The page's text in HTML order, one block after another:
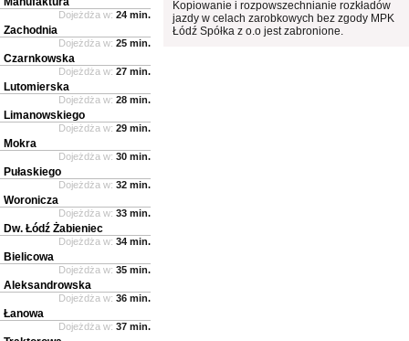
Kopiowanie i rozpowszechnianie rozkładów
jazdy w celach zarobkowych bez zgody MPK
Łódź Spółka z o.o jest zabronione.
Dojeżdża w: 24 min.
Zachodnia
Dojeżdża w: 25 min.
Czarnkowska
Dojeżdża w: 27 min.
Lutomierska
Dojeżdża w: 28 min.
Limanowskiego
Dojeżdża w: 29 min.
Mokra
Dojeżdża w: 30 min.
Pułaskiego
Dojeżdża w: 32 min.
Woronicza
Dojeżdża w: 33 min.
Dw. Łódź Żabieniec
Dojeżdża w: 34 min.
Bielicowa
Dojeżdża w: 35 min.
Aleksandrowska
Dojeżdża w: 36 min.
Łanowa
Dojeżdża w: 37 min.